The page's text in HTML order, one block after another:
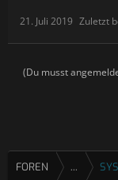
21. Juli 2019 Zuletzt
(Du musst
FOREN ...